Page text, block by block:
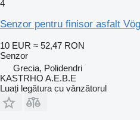
4
Senzor pentru finisor asfalt
10 EUR ≈ 52,47 RON
Senzor
Grecia, Polidendri
KASTRHO A.E.B.E
Luați legătura cu vânzătorul